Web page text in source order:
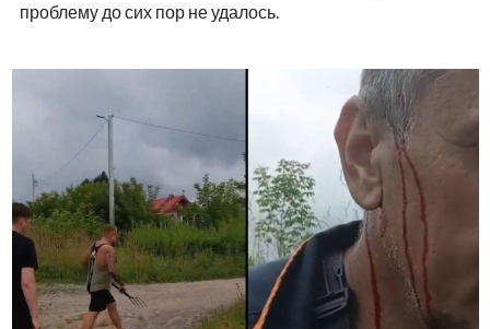
проблему до сих пор не удалось.